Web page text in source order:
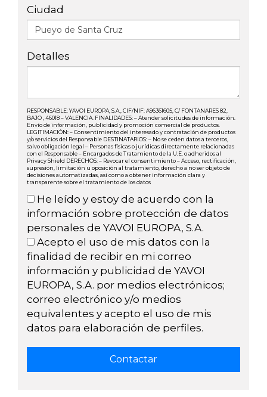
Ciudad
Detalles
RESPONSABLE: YAVOI EUROPA, S.A., CIF/NIF: A96361605, C/ FONTANARES 82,
BAJO , 46018 – VALENCIA. FINALIDADES: – Atender solicitudes de información.
Envío de información, publicidad y promoción comercial de productos.
LEGITIMACIÓN: – Consentimiento del interesado y contratación de productos
y/o servicios del Responsable DESTINATARIOS: – No se ceden datos a terceros,
salvo obligación legal – Personas físicas o jurídicas directamente relacionadas
con el Responsable – Encargados de Tratamiento de la U.E. o adheridos al
Privacy Shield DERECHOS: – Revocar el consentimiento – Acceso, rectificación,
supresión, limitación u oposición al tratamiento, derecho a no ser objeto de
decisiones automatizadas, así como a obtener información clara y
transparente sobre el tratamiento de los datos
He leído y estoy de acuerdo con la
información sobre protección de datos
personales de YAVOI EUROPA, S.A.
Acepto el uso de mis datos con la
finalidad de recibir en mi correo
información y publicidad de YAVOI
EUROPA, S.A. por medios electrónicos;
correo electrónico y/o medios
equivalentes y acepto el uso de mis
datos para elaboración de perfiles.